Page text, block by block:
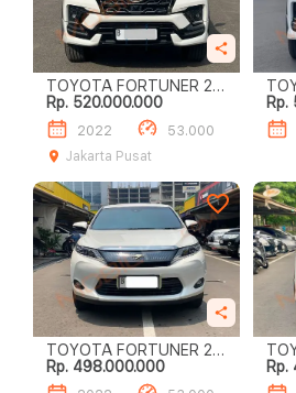
TOYOTA FORTUNER 2.8
GR SPORT
Rp. 520.000.000
2022
53.000
Jakarta Pusat
GR
Rp.
TOYOTA FORTUNER 2.8
GR SPORT
Rp. 498.000.000
GR